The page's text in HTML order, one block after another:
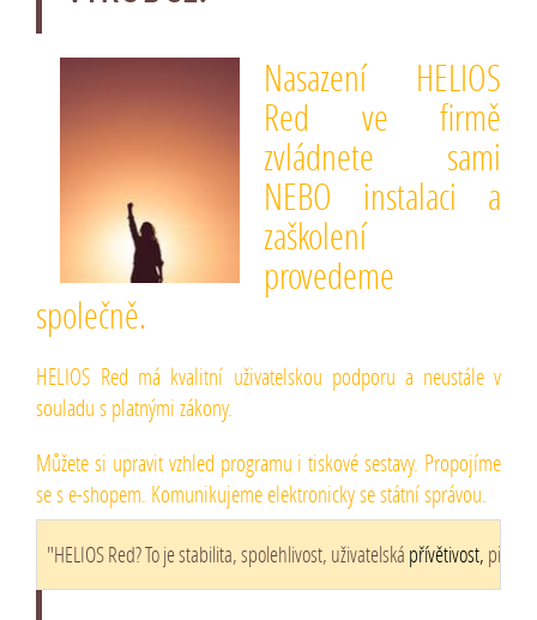
Nasazení HELIOS
Red ve firmě
zvládnete sami
NEBO instalaci a
zaškolení
provedeme
společně.
HELIOS Red má kvalitní uživatelskou podporu a neustále v
souladu s platnými zákony.
Můžete si upravit vzhled programu i tiskové sestavy. Propojíme
se s e-shopem. Komunikujeme elektronicky se státní správou.
"HELIOS Red? To je stabilita, spolehlivost, uživatelská přívětivost,